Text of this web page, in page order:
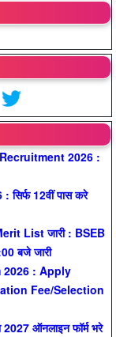
2026 :
12वीं पास करे
List जारी : BSEB
बजे जारी
2026 : Apply
Fee/Selection
ऑनलाइन फॉर्म भरे